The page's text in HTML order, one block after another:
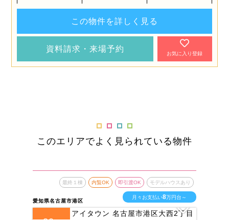
この物件を詳しく見る
資料請求・来場予約
お気に入り登録
このエリアでよく見られている物件
愛知県名古屋市港区
最終１棟 内覧OK 即引渡OK モデルハウスあり
月々お支払い8万円台～